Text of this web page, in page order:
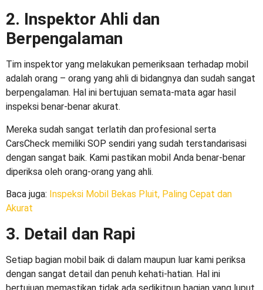
2. Inspektor Ahli dan
Berpengalaman
Tim inspektor yang melakukan pemeriksaan terhadap mobil
adalah orang – orang yang ahli di bidangnya dan sudah sangat
berpengalaman. Hal ini bertujuan semata-mata agar hasil
inspeksi benar-benar akurat.
Mereka sudah sangat terlatih dan profesional serta
CarsCheck memiliki SOP sendiri yang sudah terstandarisasi
dengan sangat baik. Kami pastikan mobil Anda benar-benar
diperiksa oleh orang-orang yang ahli.
Baca juga: Inspeksi Mobil Bekas Pluit, Paling Cepat dan
Akurat
3. Detail dan Rapi
Setiap bagian mobil baik di dalam maupun luar kami periksa
dengan sangat detail dan penuh kehati-hatian. Hal ini
bertujuan memastikan tidak ada sedikitpun bagian yang luput